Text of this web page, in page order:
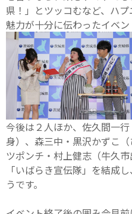
県！」とツッコむなど、ハ
魅力が十分に伝わったイベン
今後は２人ほか、佐久間一
身）、森三中・黒沢かずこ
ツポンチ・村上健志（牛久
「いばらき宣伝隊」を結成
うです。